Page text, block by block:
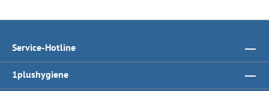
Service-Hotline
1plushygiene